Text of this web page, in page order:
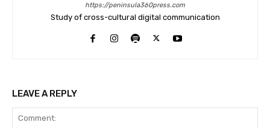
https://peninsula360press.com
Study of cross-cultural digital communication
LEAVE A REPLY